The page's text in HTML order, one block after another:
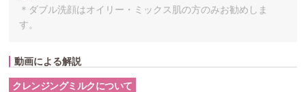
＊ダブル洗顔はオイリー・ミックス肌の方のみお勧めしま
す。
動画による解説
クレンジングミルクについて